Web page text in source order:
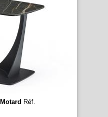
Réf.